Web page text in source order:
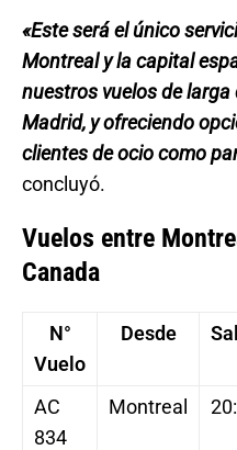
«Este será el único
Montreal y la capital
nuestros vuelos de
Madrid, y ofreciendo
clientes de ocio como
concluyó.
Vuelos entre
Canada
N°
Vuelo
Desde
AC
834
Montreal